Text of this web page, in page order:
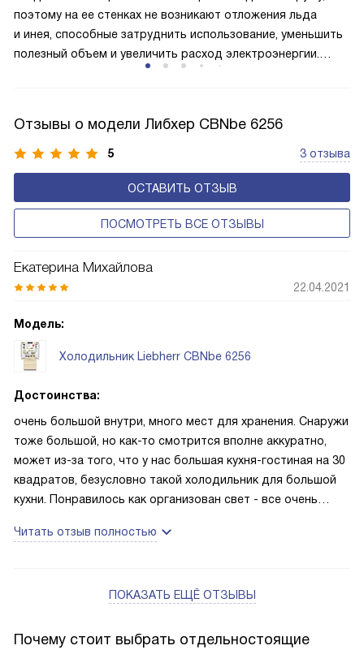
у однокомпрессорного варианта.
поэтому на ее стенках не возникают отложения льда
и инея, способные затруднить использование, уменьшить
полезный объем и увеличить расход электроэнергии.
Отзывы о модели Либхер CBNbe 6256
5 3 отзыва
ОСТАВИТЬ ОТЗЫВ
ПОСМОТРЕТЬ ВСЕ ОТЗЫВЫ
Екатерина Михайлова
22.04.2021
Модель:
Холодильник Liebherr CBNbe 6256
Достоинства:
очень большой внутри, много мест для хранения. Снаружи
тоже большой, но как-то смотрится вполне аккуратно,
может из-за того, что у нас большая кухня-гостиная на 30
квадратов, безусловно такой холодильник для большой
кухни. Понравилось как организован свет - все очень
Читать отзыв полностью
ПОКАЗАТЬ ЕЩЁ ОТЗЫВЫ
Почему стоит выбрать отдельностоящие